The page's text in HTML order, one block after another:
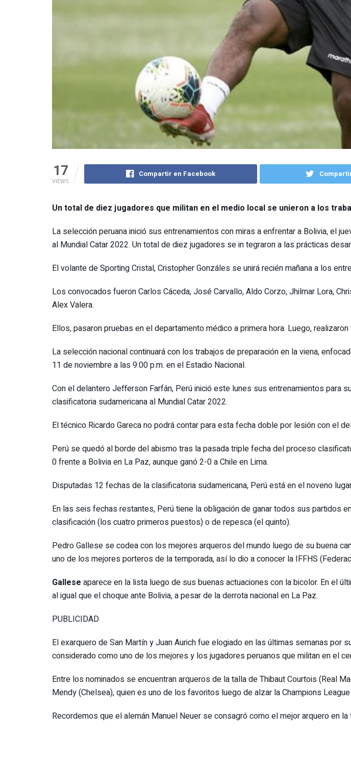
17
VIEWS
Compartir en Facebook
Un total de diez jugadores que militan en el medio local se unieron a los
La selección peruana inició sus entrenamientos con miras a enfrentar a Bolivia, el
al Mundial Catar 2022. Un total de diez jugadores se in tegraron a las prácticas
El volante de Sporting Cristal, Cristopher Gonzáles se unirá recién mañana a los
Los convocados fueron Carlos Cáceda, José Carvallo, Aldo Corzo, Jhilmar Lora,
Alex Valera.
Ellos, pasaron pruebas en el departamento médico a primera hora. Luego,
La selección nacional continuará con los trabajos de preparación en la viena,
11 de noviembre a las 9:00 p.m. en el Estadio Nacional.
Con el delantero Jefferson Farfán, Perú inició este lunes sus entrenamientos para
clasificatoria sudamericana al Mundial Catar 2022.
El técnico Ricardo Gareca no podrá contar para esta fecha doble por lesión con el
Perú se quedó al borde del abismo tras la pasada triple fecha del proceso
0 frente a Bolivia en La Paz, aunque ganó 2-0 a Chile en Lima.
Disputadas 12 fechas de la clasificatoria sudamericana, Perú está en el noveno
En las seis fechas restantes, Perú tiene la obligación de ganar todos sus partidos
clasificación (los cuatro primeros puestos) o de repesca (el quinto).
Pedro Gallese se codea con los mejores arqueros del mundo luego de su buena
uno de los mejores porteros de la temporada, así lo dio a conocer la IFFHS
Gallese aparece en la lista luego de sus buenas actuaciones con la bicolor. En el
al igual que el choque ante Bolivia, a pesar de la derrota nacional en La Paz.
PUBLICIDAD
El exarquero de San Martín y Juan Aurich fue elogiado en las últimas semanas por
considerado como uno de los mejores y los jugadores peruanos que militan en el
Entre los nominados se encuentran arqueros de la talla de Thibaut Courtois (Real
Mendy (Chelsea), quien es uno de los favoritos luego de alzar la Champions
Recordemos que el alemán Manuel Neuer se consagró como el mejor arquero en la